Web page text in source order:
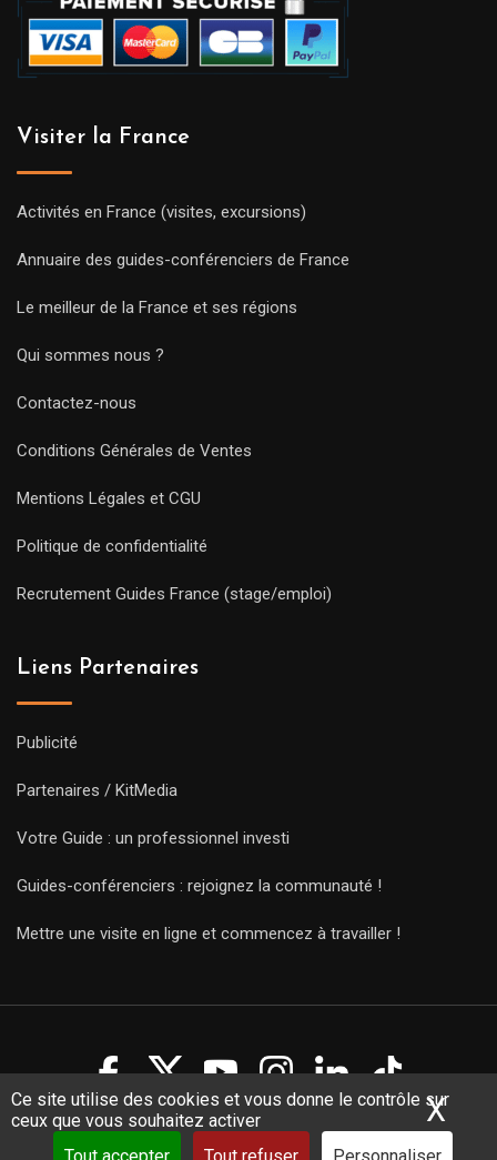
Ce site utilise des cookies et vous donne le contrôle sur
ceux que vous souhaitez activer
X
Visiter la France
Activités en France (visites, excursions)
Annuaire des guides-conférenciers de France
Le meilleur de la France et ses régions
Qui sommes nous ?
Contactez-nous
Conditions Générales de Ventes
Mentions Légales et CGU
Politique de confidentialité
Recrutement Guides France (stage/emploi)
Liens Partenaires
Publicité
Partenaires / KitMedia
Votre Guide : un professionnel investi
Guides-conférenciers : rejoignez la communauté !
Mettre une visite en ligne et commencez à travailler !
Copyright Guides 2021. Tous droits réservés.
Développement
web sur mesurepar iSoluce